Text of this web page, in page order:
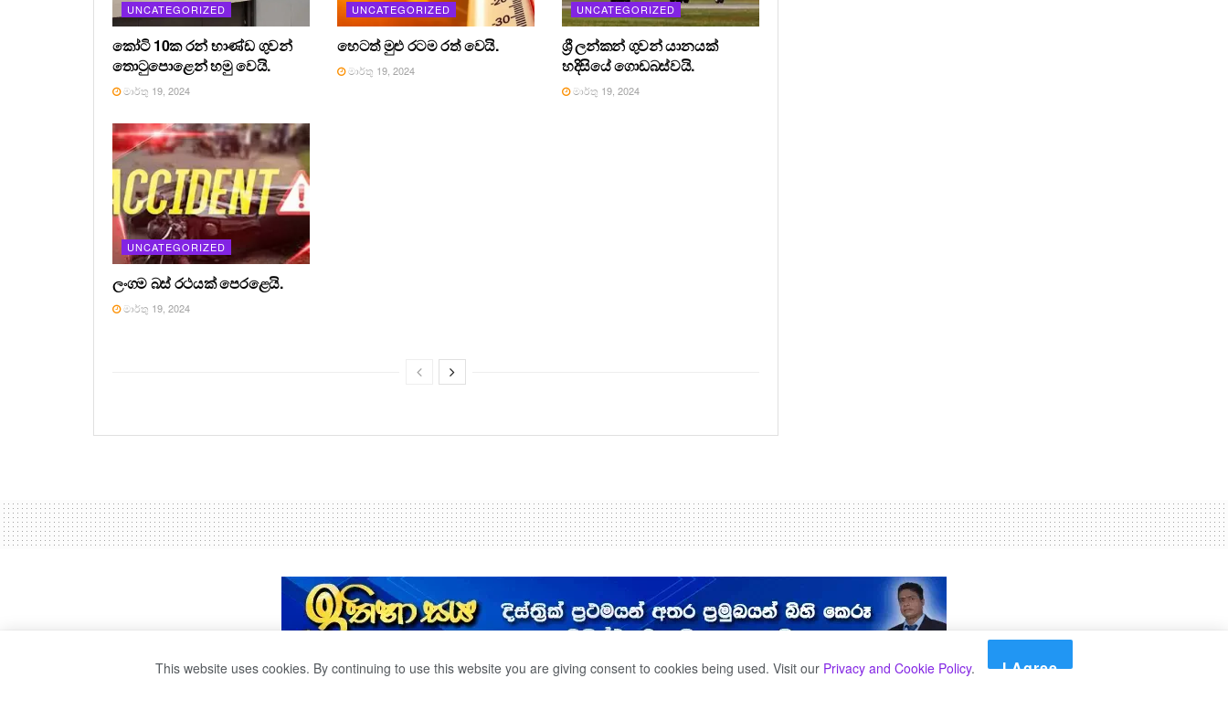
UNCATEGORIZED
කෝටි 10ක රන් භාණ්ඩ ගුවන්
තොටුපොළෙන් හමු වෙයි.
මාර්තු 19, 2024
UNCATEGORIZED
හෙටත් මුළු රටම රත් වෙයි.
මාර්තු 19, 2024
UNCATEGORIZED
ශ්‍රී ලන්කන් ගුවන් යානයක්
හදිසියේ ගොඩබස්වයි.
මාර්තු 19, 2024
UNCATEGORIZED
ලංගම බස් රථයක් පෙරළෙයි.
මාර්තු 19, 2024
This website uses cookies. By continuing to use this website you are giving consent to cookies being used. Visit our Privacy and Cookie Policy. I Agree